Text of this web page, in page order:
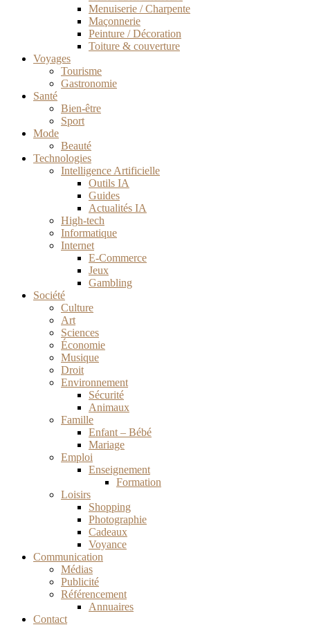
Menuiserie / Charpente
Maçonnerie
Peinture / Décoration
Toiture & couverture
Voyages
Tourisme
Gastronomie
Santé
Bien-être
Sport
Mode
Beauté
Technologies
Intelligence Artificielle
Outils IA
Guides
Actualités IA
High-tech
Informatique
Internet
E-Commerce
Jeux
Gambling
Société
Culture
Art
Sciences
Économie
Musique
Droit
Environnement
Sécurité
Animaux
Famille
Enfant – Bébé
Mariage
Emploi
Enseignement
Formation
Loisirs
Shopping
Photographie
Cadeaux
Voyance
Communication
Médias
Publicité
Référencement
Annuaires
Contact